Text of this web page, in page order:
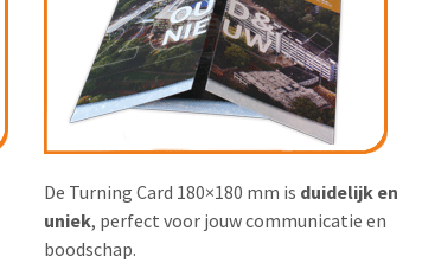
De Turning Card 180×180 mm is duidelijk en
uniek, perfect voor jouw communicatie en
boodschap.